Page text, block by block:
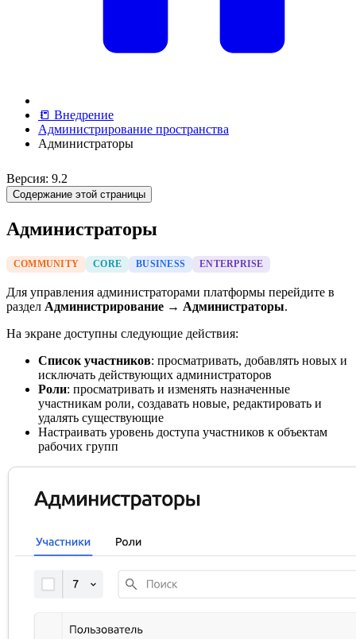
📒 Внедрение
Администрирование пространства
Администраторы
Версия: 9.2
Содержание этой страницы
Администраторы
COMMUNITY CORE BUSINESS ENTERPRISE
Для управления администраторами платформы перейдите в
раздел Администрирование → Администраторы.
На экране доступны следующие действия:
Список участников: просматривать, добавлять новых и
исключать действующих администраторов
Роли: просматривать и изменять назначенные
участникам роли, создавать новые, редактировать и
удалять существующие
Настраивать уровень доступа участников к объектам
рабочих групп